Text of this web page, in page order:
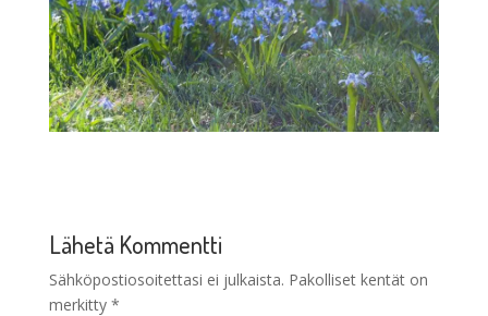
Lähetä Kommentti
Sähköpostiosoitettasi ei julkaista. Pakolliset kentät on
merkitty *